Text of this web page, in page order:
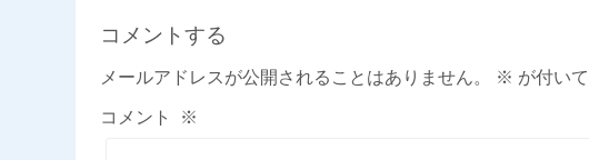
コメントする
メールアドレスが公開されることはありません。 ※ が付い
コメント ※